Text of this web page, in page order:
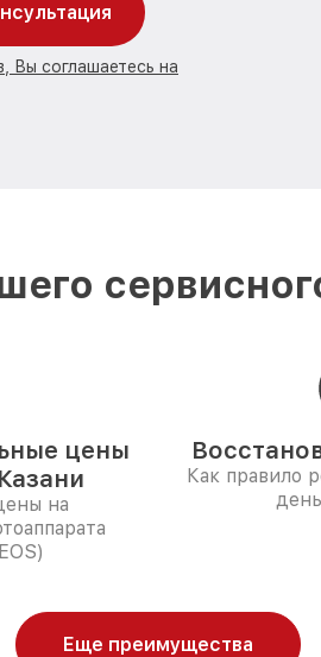
Вы соглашаетесь на
цены
на
Как правило
Еще преимущества